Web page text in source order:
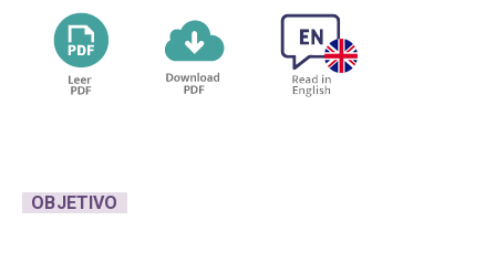
OBJETIVO